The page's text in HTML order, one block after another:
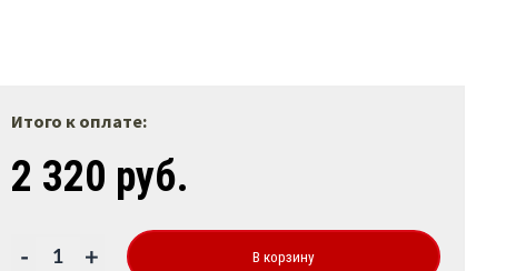
Итого к оплате:
2 320 руб.
+
- В корзину